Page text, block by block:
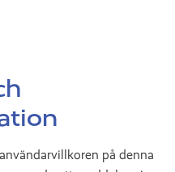
på denna